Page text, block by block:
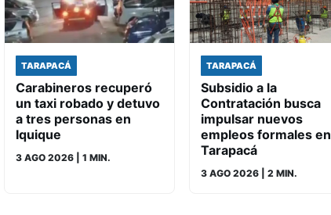
TARAPACÁ
Carabineros recuperó
un taxi robado y detuvo
a tres personas en
Iquique
3 AGO 2026 | 1 MIN.
TARAPACÁ
Subsidio a la
Contratación busca
impulsar nuevos
empleos formales en
Tarapacá
3 AGO 2026 | 2 MIN.